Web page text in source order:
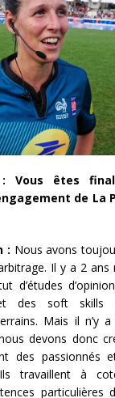
: Vous êtes
de La
: Nous avons
Il y a 2 ans
d’études
des soft skills
Mais il n’y
devons donc
des passionnés
Ils travaillent à
particulières